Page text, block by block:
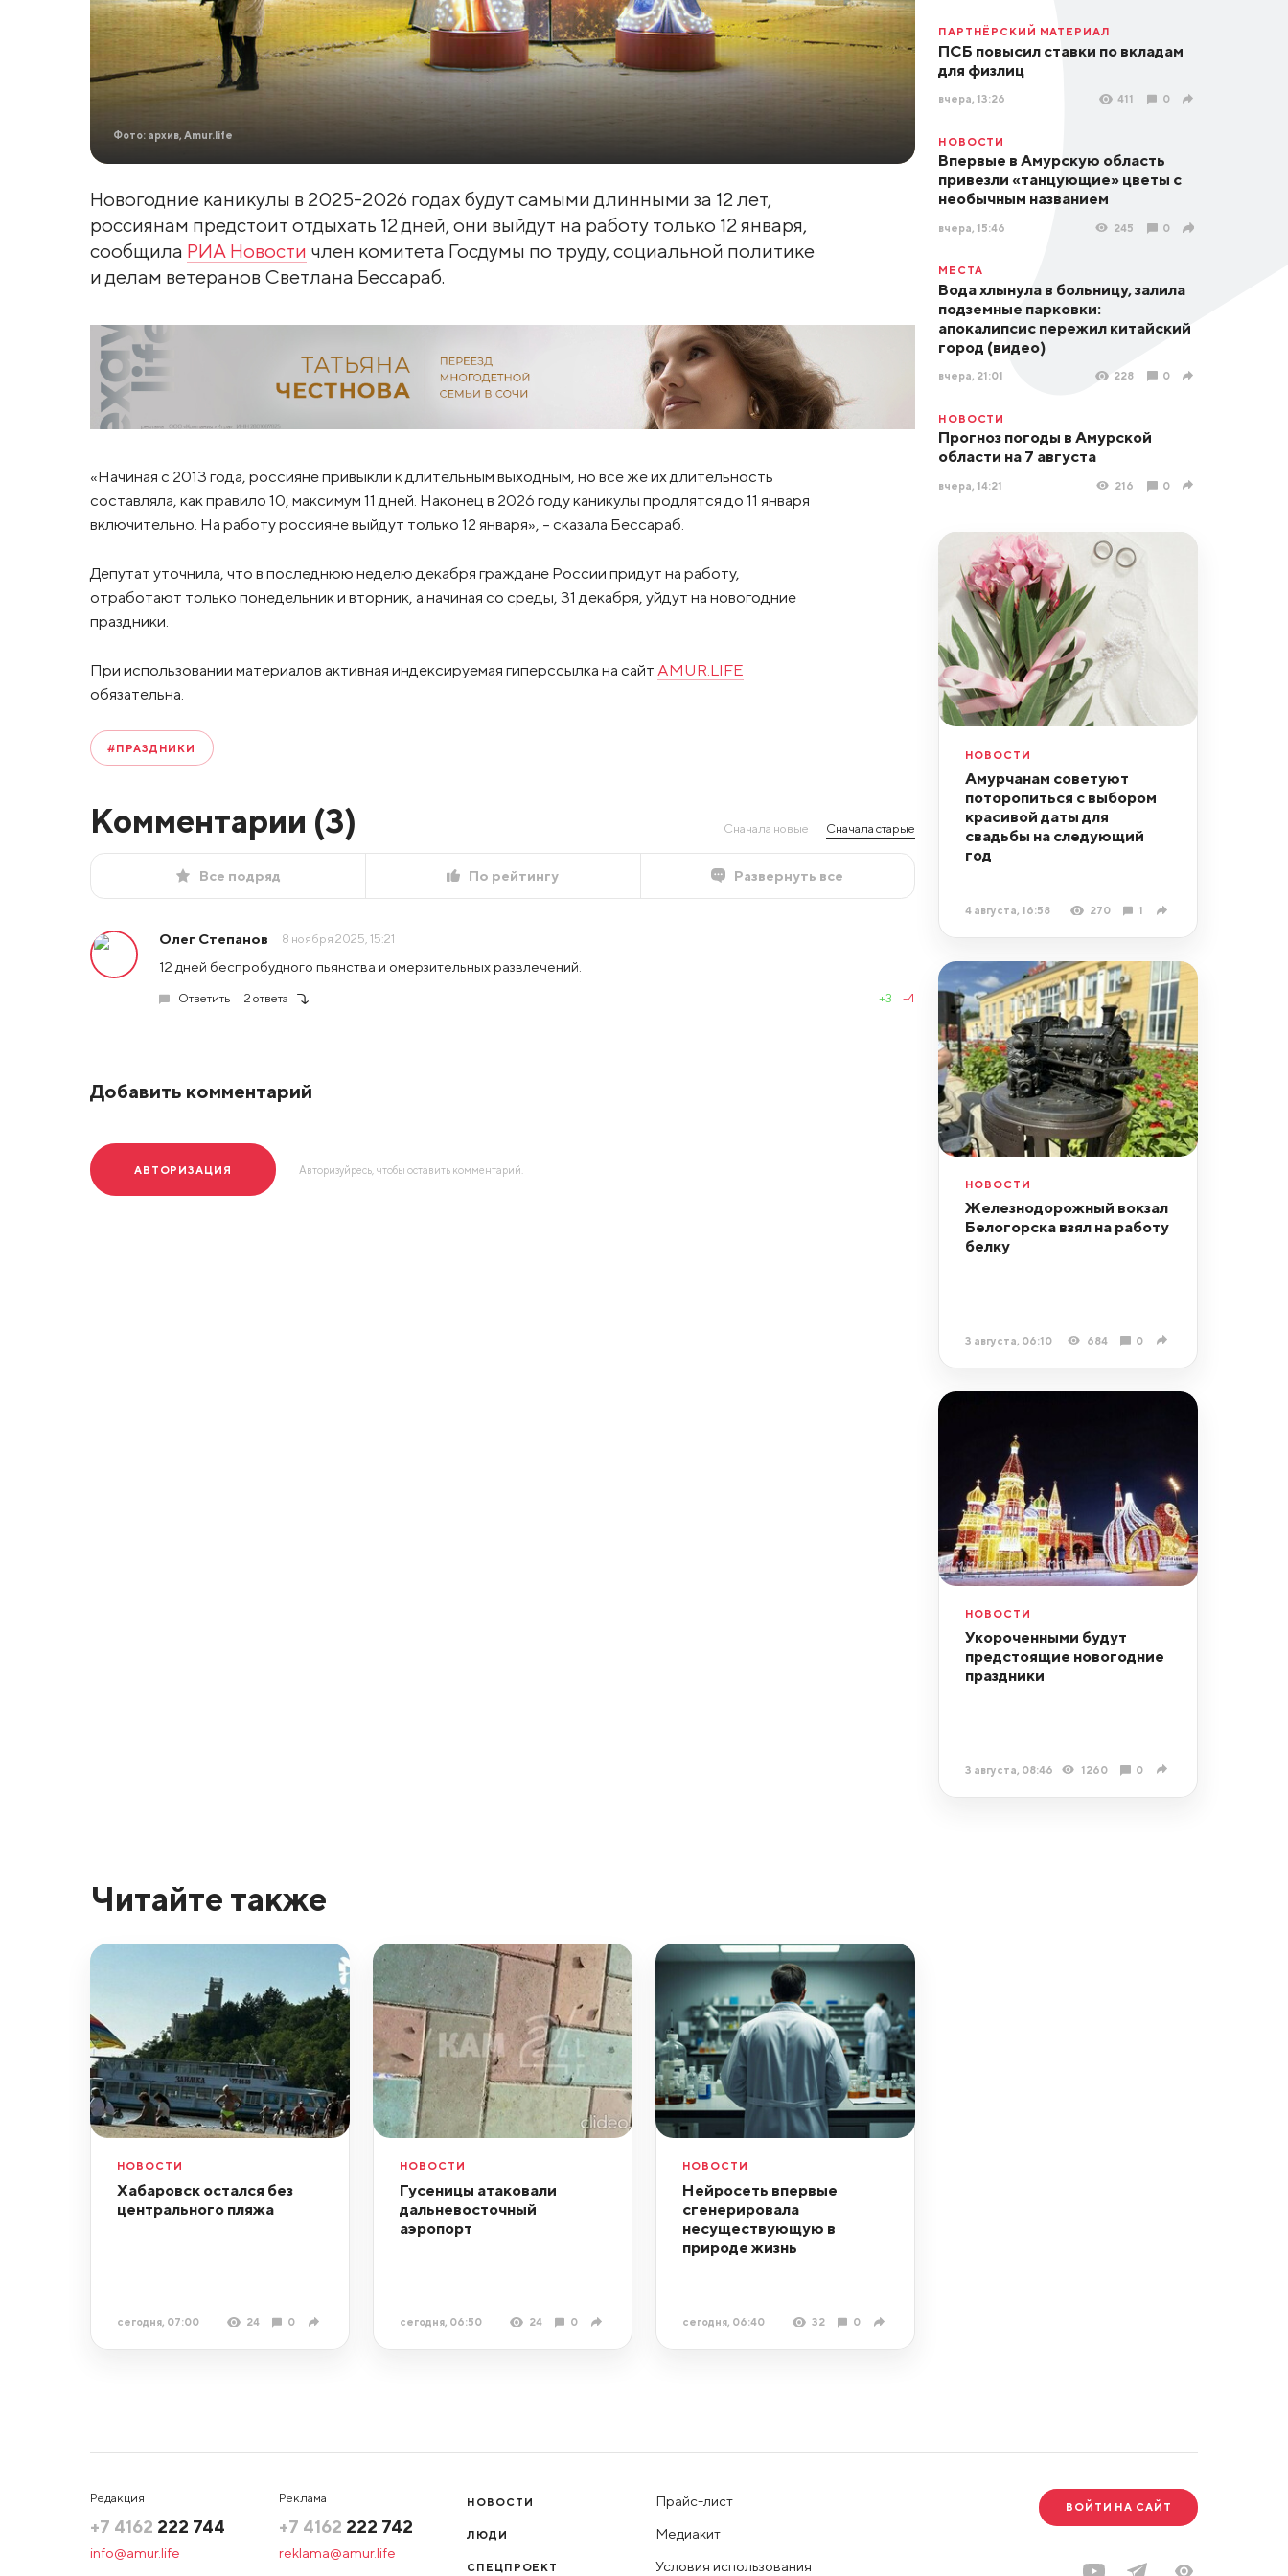
Фото: архив, Amur.life
Новогодние каникулы в 2025-2026 годах будут самыми длинными за 12 лет,
россиянам предстоит отдыхать 12 дней, они выйдут на работу только 12 января,
сообщила РИА Новости член комитета Госдумы по труду, социальной политике
и делам ветеранов Светлана Бессараб.
«Начиная с 2013 года, россияне привыкли к длительным выходным, но все же их длительность
составляла, как правило 10, максимум 11 дней. Наконец в 2026 году каникулы продлятся до 11 января
включительно. На работу россияне выйдут только 12 января», - сказала Бессараб.
Депутат уточнила, что в последнюю неделю декабря граждане России придут на работу,
отработают только понедельник и вторник, а начиная со среды, 31 декабря, уйдут на новогодние
праздники.
При использовании материалов активная индексируемая гиперссылка на сайт AMUR.LIFE
обязательна.
#ПРАЗДНИКИ
Комментарии (3) Сначала новые Сначала старые
Все подряд По рейтингу Развернуть все
Олег Степанов 8 ноября 2025, 15:21
12 дней беспробудного пьянства и омерзительных развлечений.
Ответить 2 ответа +3 -4
Добавить комментарий
АВТОРИЗАЦИЯ Авторизуйресь, чтобы оставить комментарий.
ПАРТНЁРСКИЙ МАТЕРИАЛ
ПСБ повысил ставки по вкладам
для физлиц
вчера, 13:26 411 0
НОВОСТИ
Впервые в Амурскую область
привезли «танцующие» цветы с
необычным названием
вчера, 15:46 245 0
МЕСТА
Вода хлынула в больницу, залила
подземные парковки:
апокалипсис пережил китайский
город (видео)
вчера, 21:01 228 0
НОВОСТИ
Прогноз погоды в Амурской
области на 7 августа
вчера, 14:21 216 0
НОВОСТИ
Амурчанам советуют
поторопиться с выбором
красивой даты для
свадьбы на следующий
год
4 августа, 16:58 270 1
НОВОСТИ
Железнодорожный вокзал
Белогорска взял на работу
белку
3 августа, 06:10 684 0
НОВОСТИ
Укороченными будут
предстоящие новогодние
праздники
3 августа, 08:46 1260 0
Читайте также
НОВОСТИ
Хабаровск остался без
центрального пляжа
сегодня, 07:00 24 0
НОВОСТИ
Гусеницы атаковали
дальневосточный
аэропорт
сегодня, 06:50 24 0
НОВОСТИ
Нейросеть впервые
сгенерировала
несуществующую в
природе жизнь
сегодня, 06:40 32 0
Редакция
+7 4162 222 744
info@amur.life
Реклама
+7 4162 222 742
reklama@amur.life
НОВОСТИ
ЛЮДИ
СПЕЦПРОЕКТ
Прайс-лист
Медиакит
Условия использования
ВОЙТИ НА САЙТ